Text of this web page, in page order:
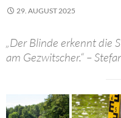
29. AUGUST 2025
„Der Blinde erkennt die
am Gezwitscher.“ –